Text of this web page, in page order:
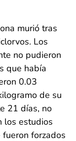
murió tras
Los
no pudieron
que había
0.03
de su
21 días, no
los estudios
forzados